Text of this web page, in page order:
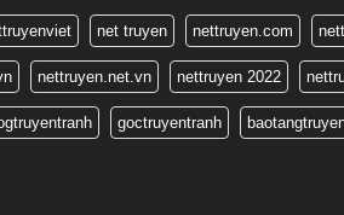
net truyen nettruyen.com
nettruyen.net.vn nettruyen 2022
goctruyentranh